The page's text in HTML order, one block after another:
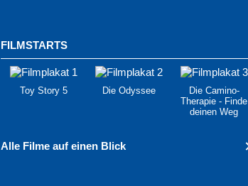
FILMSTARTS
Toy Story 5 Die Odyssee
Die Camino-
Therapie - Finde
deinen Weg
Alle Filme auf einen Blick